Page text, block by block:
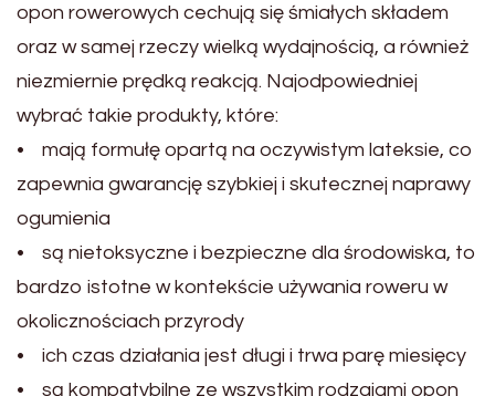
opon rowerowych cechują się śmiałych składem
oraz w samej rzeczy wielką wydajnością, a również
niezmiernie prędką reakcją. Najodpowiedniej
wybrać takie produkty, które:
• mają formułę opartą na oczywistym lateksie, co
zapewnia gwarancję szybkiej i skutecznej naprawy
ogumienia
• są nietoksyczne i bezpieczne dla środowiska, to
bardzo istotne w kontekście używania roweru w
okolicznościach przyrody
• ich czas działania jest długi i trwa parę miesięcy
• są kompatybilne ze wszystkim rodzajami opon